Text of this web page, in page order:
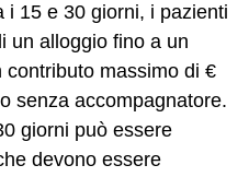
i 15 e 30 giorni, i pazienti
un alloggio fino a un
massimo di €
senza accompagnatore.
giorni può essere
devono essere